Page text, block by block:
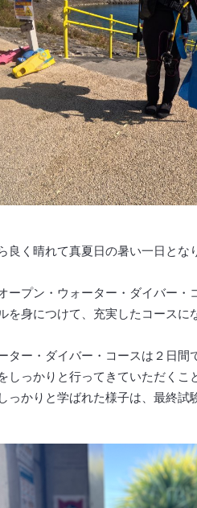
良く晴れて真夏日の暑い一日とな
ープン・ウォーター・ダイバー
を身につけて、充実したコースに
ター・ダイバー・コースは２日
しっかりと行ってきていただく
かりと学ばれた様子は、最終試